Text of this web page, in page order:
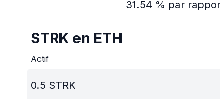
31.54 % par
STRK en ETH
Actif
0.5 STRK